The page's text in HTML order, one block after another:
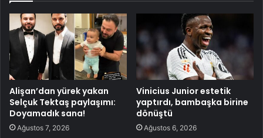
Alişan’dan yürek yakan
Selçuk Tektaş paylaşımı:
Doyamadık sana!
Ağustos 7, 2026
Vinicius Junior estetik
yaptırdı, bambaşka birine
dönüştü
Ağustos 6, 2026